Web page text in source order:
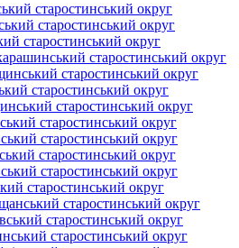
старостинський округ
старостинський округ
старостинський округ
старостинський округ
старостинський округ
старостинський округ
старостинський округ
старостинський округ
старостинський округ
старостинський округ
старостинський округ
старостинський округ
старостинський округ
старостинський округ
старостинський округ